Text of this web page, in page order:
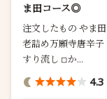
ま田コース◎
注文したもの やま田コース(16,500円) -内容- ◽︎鱧と海ぶどう ◽︎海
老詰め万願寺唐辛子 ◽︎生雲丹と佐賀牛サーロイン ◽︎とろ茄
すり流し ◽︎か...
4.3